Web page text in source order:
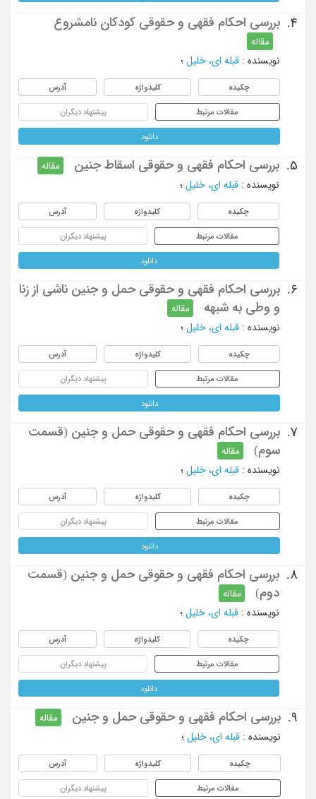
4. بررسی احکام فقهی و حقوقی کودکان نامشروع
مقاله
نویسنده : قبله ای، خلیل ؛
چکیده کلیدواژه آدرس
مقالات مرتبط پیشنهاد دیگران
دانلود
5. بررسی احکام فقهی و حقوقی اسقاط جنین
مقاله
نویسنده : قبله ای، خلیل ؛
چکیده کلیدواژه آدرس
مقالات مرتبط پیشنهاد دیگران
دانلود
6.
بررسی احکام فقهی و حقوقی حمل و جنین ناشی از زنا
و وطی به شبهه
مقاله
نویسنده : قبله ای، خلیل ؛
چکیده کلیدواژه آدرس
مقالات مرتبط پیشنهاد دیگران
دانلود
7.
بررسی احکام فقهی و حقوقی حمل و جنین (قسمت
سوم)
مقاله
نویسنده : قبله ای، خلیل ؛
چکیده کلیدواژه آدرس
مقالات مرتبط پیشنهاد دیگران
دانلود
8.
بررسی احکام فقهی و حقوقی حمل و جنین (قسمت
دوم)
مقاله
نویسنده : قبله ای، خلیل ؛
چکیده کلیدواژه آدرس
مقالات مرتبط پیشنهاد دیگران
دانلود
9. بررسی احکام فقهی و حقوقی حمل و جنین
مقاله
نویسنده : قبله ای، خلیل ؛
چکیده کلیدواژه آدرس
مقالات مرتبط پیشنهاد دیگران